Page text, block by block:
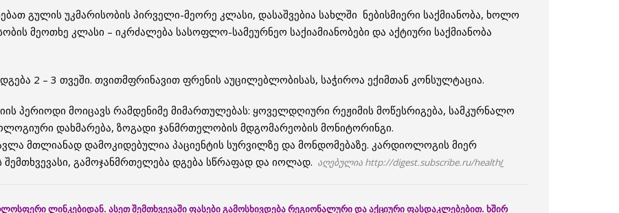
გულის უკმარისობის პირველი-მეორე კლასი, დასაშვებია სახლში ნებისმიერი საქმიანობა, ხოლო
მეოთხე კლასი – იკრძალება სასოფლო-სამეურნეო საქიამიანობები და აქტიური საქმიანობა
2 – 3 თვეში. თვითმფრინავით ფრენის აუცილებლობისას, საჭიროა ექიმთან კონსულტაცია.
პერიოდი მოიცავს რამდენიმე მიმართულებას: ყოველდღიური რეჟიმის მოწესრიგება, სამკურნალო
დახმარება, ზოგადი ჯანმრთელობის მდგომარეობის მონიტორინგი.
მთლიანად დამოკიდებულია პაციენტის სურვილზე და მონდომებაზე. კარდიოლოგის მიერ
გამოჯანმრთელება დგება სწრაფად და იოლად. აღებულია http://digest.subscribe.ru/health/
ლინკებიდან. ასეთ შემთხვევაში ფასები გამოსხივდება რეგიონალური და აქციური ფასდაკლებებით. ხშირ